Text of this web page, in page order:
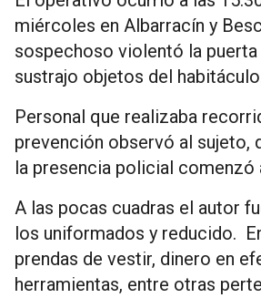
miércoles en Albarracín y
sospechoso violentó la puerta
sustrajo objetos del
Personal que realizaba
prevención observó al sujeto,
la presencia policial comenzó
A las pocas cuadras el autor
los uniformados y reducido.
prendas de vestir, dinero en
herramientas, entre otras